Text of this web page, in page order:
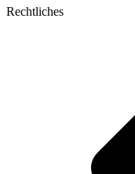
Rechtliches